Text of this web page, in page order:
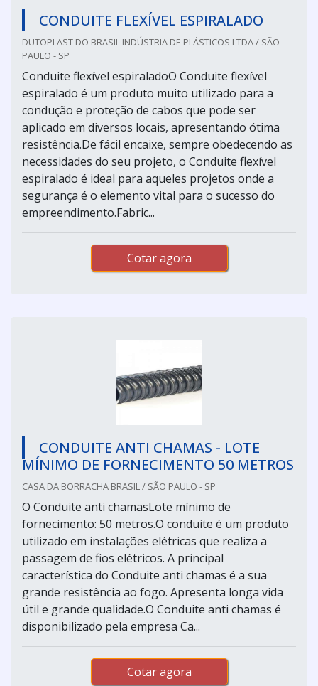
CONDUITE FLEXÍVEL ESPIRALADO
DUTOPLAST DO BRASIL INDÚSTRIA DE PLÁSTICOS LTDA / SÃO
PAULO - SP
Conduite flexível espiraladoO Conduite flexível
espiralado é um produto muito utilizado para a
condução e proteção de cabos que pode ser
aplicado em diversos locais, apresentando ótima
resistência.De fácil encaixe, sempre obedecendo as
necessidades do seu projeto, o Conduite flexível
espiralado é ideal para aqueles projetos onde a
segurança é o elemento vital para o sucesso do
empreendimento.Fabric...
Cotar agora
CONDUITE ANTI CHAMAS - LOTE
MÍNIMO DE FORNECIMENTO 50 METROS
CASA DA BORRACHA BRASIL / SÃO PAULO - SP
O Conduite anti chamasLote mínimo de
fornecimento: 50 metros.O conduite é um produto
utilizado em instalações elétricas que realiza a
passagem de fios elétricos. A principal
característica do Conduite anti chamas é a sua
grande resistência ao fogo. Apresenta longa vida
útil e grande qualidade.O Conduite anti chamas é
disponibilizado pela empresa Ca...
Cotar agora